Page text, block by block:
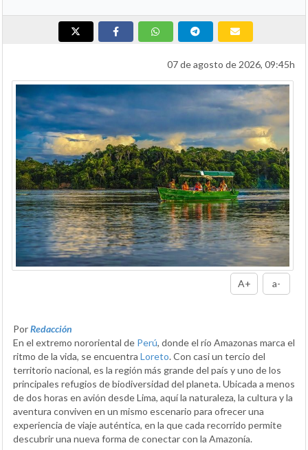
07 de agosto de 2026, 09:45h
A+ a-
PorRedacción
En el extremo nororiental de Perú, donde el río Amazonas marca el
ritmo de la vida, se encuentra Loreto. Con casi un tercio del
territorio nacional, es la región más grande del país y uno de los
principales refugios de biodiversidad del planeta. Ubicada a menos
de dos horas en avión desde Lima, aquí la naturaleza, la cultura y la
aventura conviven en un mismo escenario para ofrecer una
experiencia de viaje auténtica, en la que cada recorrido permite
descubrir una nueva forma de conectar con la Amazonía.